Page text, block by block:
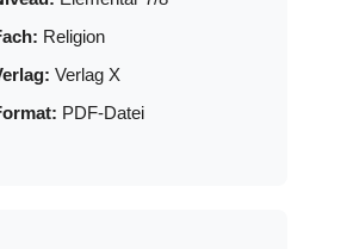
Religion
Verlag X
PDF-Datei